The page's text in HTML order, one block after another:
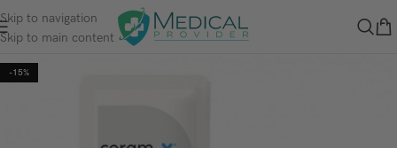
Skip to navigation
Skip to main content
-15%